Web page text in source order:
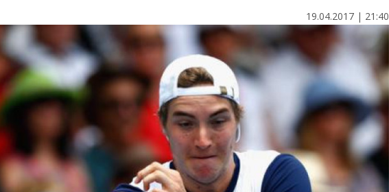
19.04.2017 | 21:40